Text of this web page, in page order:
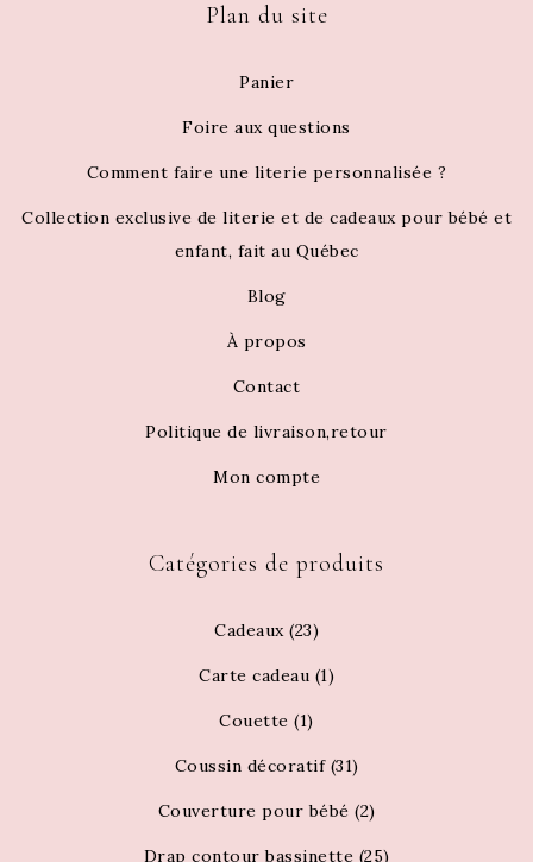
Plan du site
Panier
Foire aux questions
Comment faire une literie personnalisée ?
Collection exclusive de literie et de cadeaux pour bébé et
enfant, fait au Québec
Blog
À propos
Contact
Politique de livraison,retour
Mon compte
Catégories de produits
Cadeaux (23)
Carte cadeau (1)
Couette (1)
Coussin décoratif (31)
Couverture pour bébé (2)
Drap contour bassinette (25)